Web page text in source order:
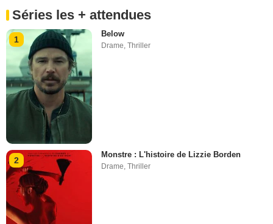
Séries les + attendues
1
Below
Drame,Thriller
2
Monstre : L'histoire de Lizzie Borden
Drame ,Thriller